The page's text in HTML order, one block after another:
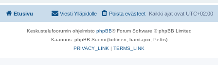
Etusivu Kaikki ajat ovat UTC+02:00
Poista evästeet
Viesti Ylläpidolle
Keskustelufoorumin ohjelmisto phpBB® Forum Software © phpBB Limited
Käännös: phpBB Suomi (lurttinen, harritapio, Pettis)
PRIVACY_LINK | TERMS_LINK